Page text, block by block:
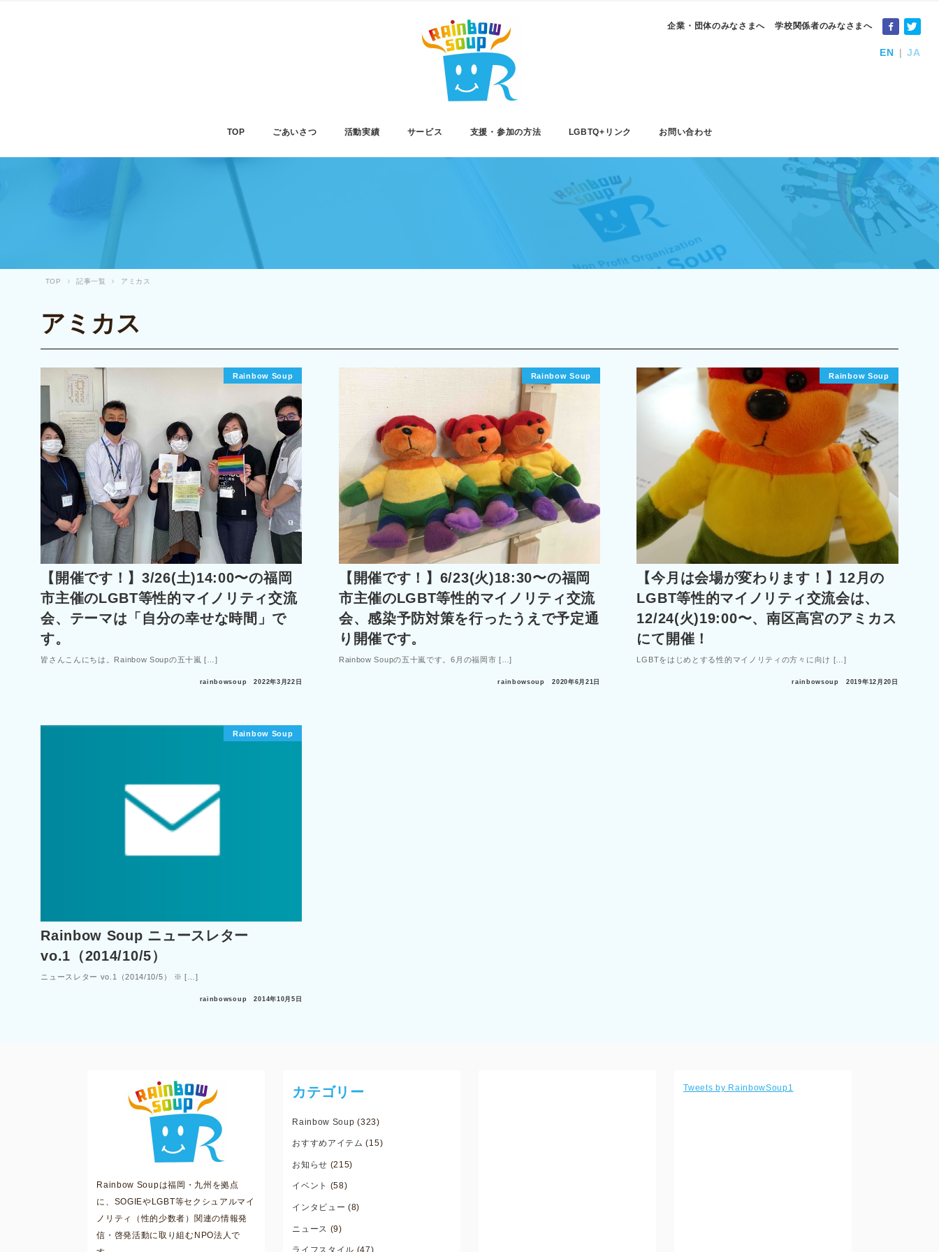
企業・団体のみなさまへ 学校関係者のみなさまへ
EN JA
TOP ごあいさつ 活動実績 サービス 支援・参加の方法 LGBTQ+リンク お問い合わせ
TOP 記事一覧 アミカス
アミカス
Rainbow Soup
【開催です！】3/26(土)14:00〜の福岡
市主催のLGBT等性的マイノリティ交流
会、テーマは「自分の幸せな時間」で
す。
皆さんこんにちは。Rainbow Soupの五十嵐 […]
rainbowsoup 2022年3月22日
Rainbow Soup
【開催です！】6/23(火)18:30〜の福岡
市主催のLGBT等性的マイノリティ交流
会、感染予防対策を行ったうえで予定通
り開催です。
Rainbow Soupの五十嵐です。6月の福岡市 […]
rainbowsoup 2020年6月21日
Rainbow Soup
【今月は会場が変わります！】12月の
LGBT等性的マイノリティ交流会は、
12/24(火)19:00〜、南区高宮のアミカス
にて開催！
LGBTをはじめとする性的マイノリティの方々に向け […]
rainbowsoup 2019年12月20日
Rainbow Soup
Rainbow Soup ニュースレター
vo.1（2014/10/5）
ニュースレター vo.1（2014/10/5） ※ […]
rainbowsoup 2014年10月5日
Rainbow Soupは福岡・九州を拠点
に、SOGIEやLGBT等セクシュアルマイ
ノリティ（性的少数者）関連の情報発
信・啓発活動に取り組むNPO法人で
カテゴリー
Rainbow Soup (323)
おすすめアイテム (15)
お知らせ (215)
イベント (58)
インタビュー (8)
ニュース (9)
ライフスタイル (47)
Tweets by RainbowSoup1